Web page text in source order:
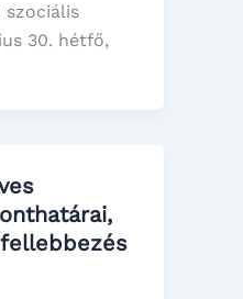
szociális
30. hétfő,